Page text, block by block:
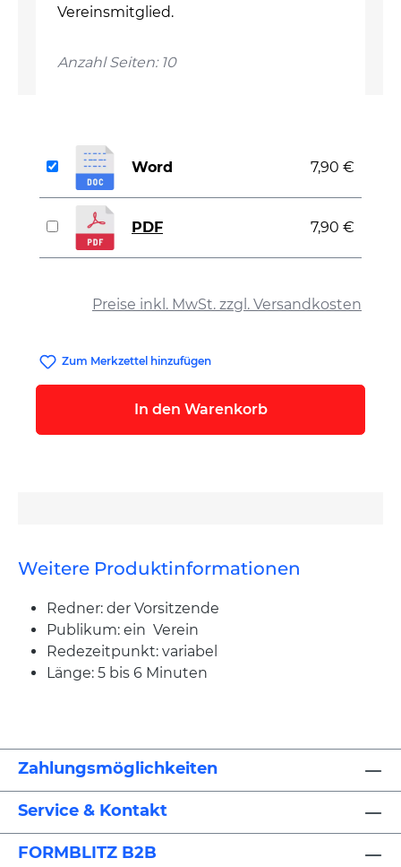
Vereinsmitglied.
Anzahl Seiten: 10
Preise inkl. MwSt. zzgl. Versandkosten
Word 7,90 €
PDF 7,90 €
Zum Merkzettel hinzufügen
In den Warenkorb
Weitere Produktinformationen
Redner: der Vorsitzende
Publikum: ein Verein
Redezeitpunkt: variabel
Länge: 5 bis 6 Minuten
Zahlungsmöglichkeiten
Service & Kontakt
FORMBLITZ B2B